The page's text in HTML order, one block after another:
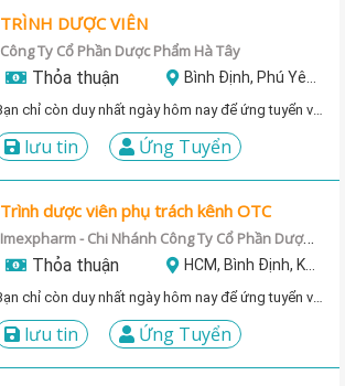
TRÌNH DƯỢC VIÊN
Công Ty Cổ Phần Dược Phẩm Hà Tây
Thỏa thuận Bình Định, Phú Yên, Khánh Hòa, Ninh Thuận, Bình Thuận
Bạn chỉ còn duy nhất ngày hôm nay để ứng tuyển vị trí này!
lưu tin Ứng Tuyển
Trình dược viên phụ trách kênh OTC
Imexpharm - Chi Nhánh Công Ty Cổ Phần Dược Phẩm Imexpharm
Thỏa thuận
HCM, Bình Định, Khánh Hòa, Ninh Thuận, Đồng Nai
Bạn chỉ còn duy nhất ngày hôm nay để ứng tuyển vị trí này!
lưu tin Ứng Tuyển